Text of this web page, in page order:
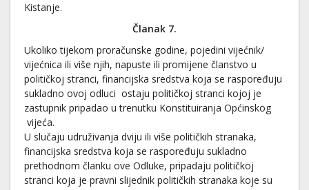
Kistanje.
Članak 7.
Ukoliko tijekom proračunske godine, pojedini vijećnik/
vijećnica ili više njih, napuste ili promijene članstvo u
političkoj stranci, financijska sredstva koja se raspoređuju
sukladno ovoj odluci ostaju političkoj stranci kojoj je
zastupnik pripadao u trenutku Konstituiranja Općinskog
vijeća.
U slučaju udruživanja dviju ili više političkih stranaka,
financijska sredstva koja se raspoređuju sukladno
prethodnom članku ove Odluke, pripadaju političkoj
stranci koja je pravni slijednik političkih stranaka koje su